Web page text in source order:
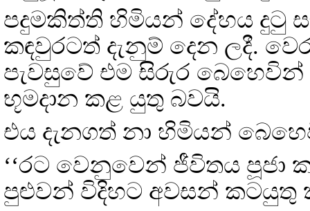
පදුමකිත්ති හිමියන් දේහය දුටු
කඳවුරටත් දැනුම් දෙන ලදී.
පැවසුවේ එම සිරුර
භූමදාන කළ යුතු බවයි.
එය දැනගත් නා හිමියන්
‘‘රට වෙනුවෙන් ජීවිතය පූජා
පුළුවන් විදිහට අවසන් කටයුතු